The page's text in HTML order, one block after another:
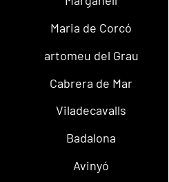
Maria de Corcó
artomeu del Grau
Cabrera de Mar
Viladecavalls
Badalona
Avinyó